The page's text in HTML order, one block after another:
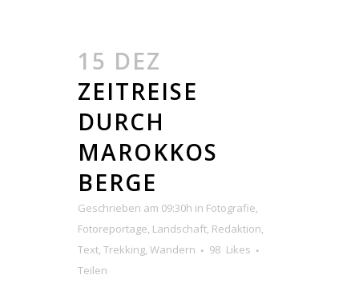
15 DEZ
ZEITREISE
DURCH
MAROKKOS
BERGE
Geschrieben am 09:30h in Fotografie,
Fotoreportage, Landschaft, Redaktion,
Text, Trekking, Wandern 98 Likes
Teilen